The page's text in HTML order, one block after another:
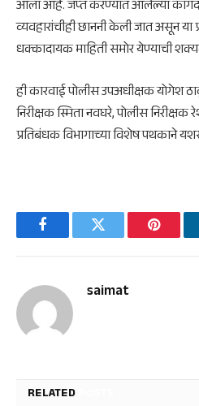
आला आहे. जप्त करण्यात आलेल्या
व्यवहारांचीही छाननी केली जात असून
धक्कादायक माहिती समोर येण्याची
ही कारवाई पोलीस उपअधीक्षक योगेश
निरीक्षक स्मिता नवघरे, पोलीस
प्रतिबंधक विभागाच्या विशेष पथकाने
FacebookTwitter
saimat
RELATED